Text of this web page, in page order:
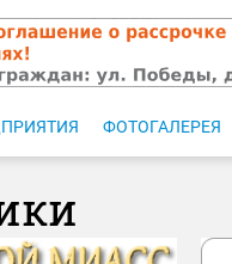
ФОТОГАЛЕРЕЯ